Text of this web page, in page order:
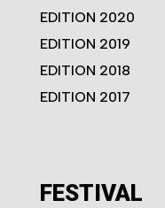
EDITION 2020
EDITION 2019
EDITION 2018
EDITION 2017
FESTIVAL